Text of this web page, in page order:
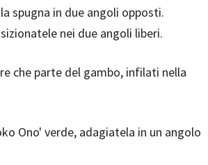
spugna in due angoli opposti.
nei due angoli liberi.
che parte del gambo, infilati nella
Ono' verde, adagiatela in un angolo